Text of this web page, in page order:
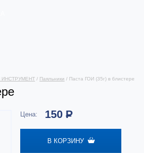
/ Паяльники / Паста ГОИ (35г) в блистере
Цена: 150 Р
В КОРЗИНУ